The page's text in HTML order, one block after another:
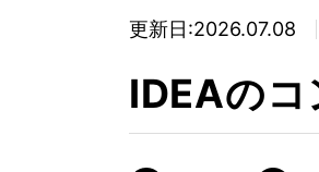
更新日:2026.07.08
IDEAの